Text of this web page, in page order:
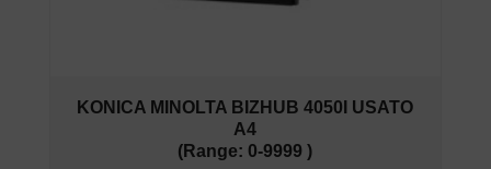
KONICA MINOLTA BIZHUB 4050I USATO
A4
(Range: 0-9999 )